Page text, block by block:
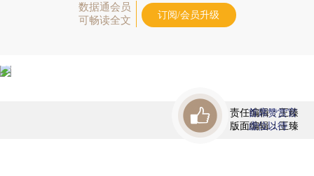
数据通会员
可畅读全文
订阅/会员升级
责任编辑：王臻
版面编辑：王臻
首席赞赏官
虚位以待